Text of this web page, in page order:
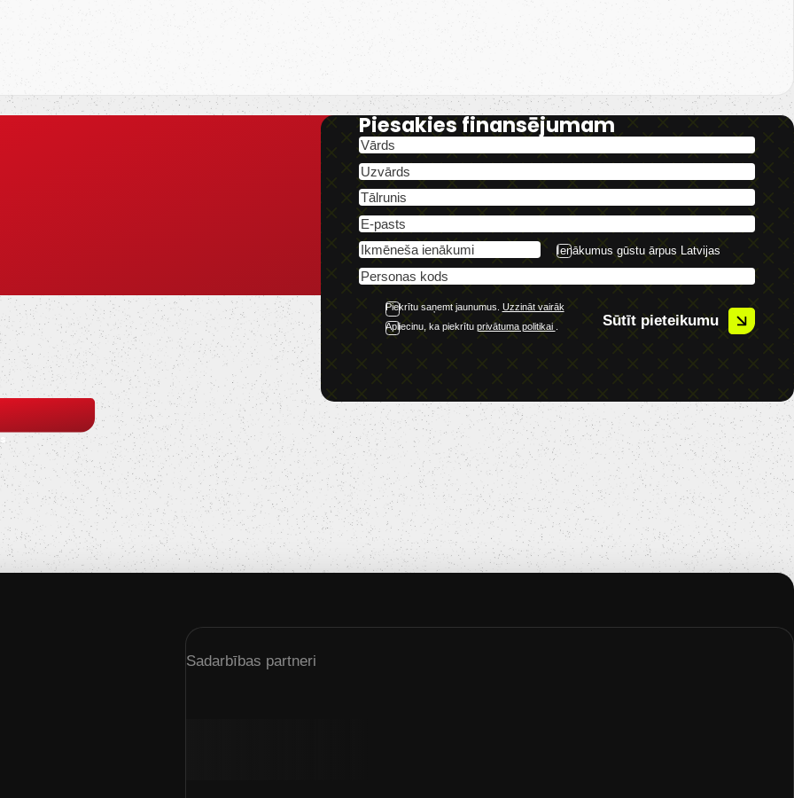
Piesakies finansējumam
Ienākumus gūstu ārpus Latvijas
Piekrītu saņemt jaunumus. Uzzināt vairāk
Apliecinu, ka piekrītu privātuma politikai Sūtīt pieteikumu
Sadarbības partneri